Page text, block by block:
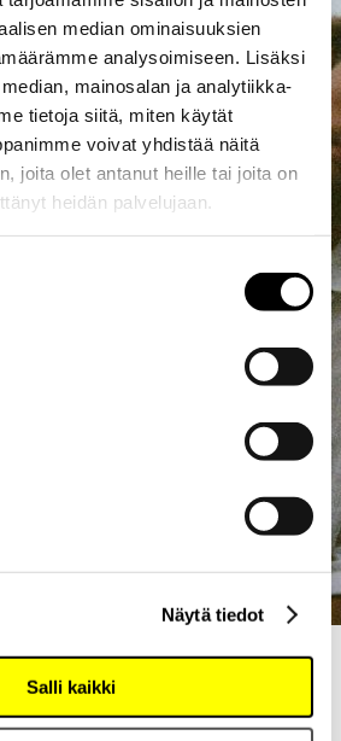
median ominaisuuksien
analysoimiseen. Lisäksi
mainosalan ja analytiikka-
tietoja siitä, miten käytät
voivat yhdistää näitä
joita olet antanut heille tai joita on
heidän palvelujaan.
Näytä tiedot
Salli kaikki
SAMPO
SAMPO